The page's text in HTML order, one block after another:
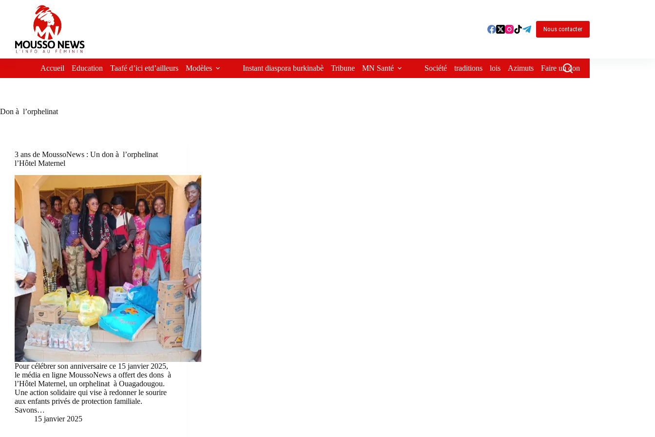
Nous contacter
Accueil Education Taafé d’ici etd’ailleurs Modèles Instant diaspora burkinabè Tribune MN Santé Société traditions lois Azimuts Faire un don
Don à l’orphelinat
3 ans de MoussoNews : Un don à l’orphelinat
l’Hôtel Maternel
Pour célébrer son anniversaire ce 15 janvier 2025,
le média en ligne MoussoNews a offert des dons à
l’Hôtel Maternel, un orphelinat à Ouagadougou.
Une action solidaire qui vise à redonner le sourire
aux enfants privés de protection familiale.
Savons…
15 janvier 2025